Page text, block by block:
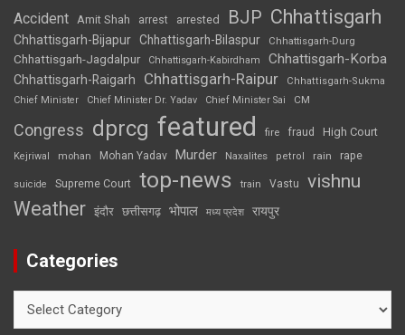
Accident Amit Shah arrest arrested BJP Chhattisgarh
Chhattisgarh-Bijapur Chhattisgarh-Bilaspur Chhattisgarh-Durg
Chhattisgarh-Jagdalpur Chhattisgarh-Kabirdham Chhattisgarh-Korba
Chhattisgarh-Raigarh Chhattisgarh-Raipur
Chhattisgarh-Sukma
Chief Minister
Chief Minister Dr. Yadav Chief Minister Sai CM
Congress dprcg featured fire fraud High Court
Kejriwal mohan Mohan Yadav Murder Naxalites petrol rain rape
suicide Supreme Court top-news train Vastu vishnu
Weather इंदौर छत्तीसगढ़ भोपाल मध्य प्रदेश रायपुर
Categories